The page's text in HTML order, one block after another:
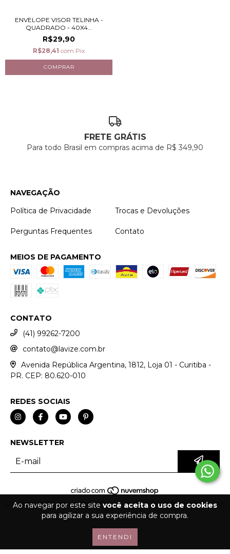
Ao navegar por este site você aceita o uso de cookies
para agilizar a sua experiência de compra.
ENTENDI
ENVELOPE VISOR TELINHA -
QUADRADO - 40X4...
R$29,90
R$28,41 com Pix
FRETE GRÁTIS
Para todo Brasil em compras acima de R$ 349,90
NAVEGAÇÃO
Política de Privacidade
Trocas e Devoluções
Perguntas Frequentes Contato
MEIOS DE PAGAMENTO
CONTATO
(41) 99262-7200
contato@lavize.com.br
Avenida República Argentina, 1812, Loja 01 - Curitiba -
PR. CEP: 80.620-010
REDES SOCIAIS
NEWSLETTER
COPYRIGHT LAVIZE LTDA - 32075776000167 - 2026. TODOS OS DIREITOS RESERVADOS.